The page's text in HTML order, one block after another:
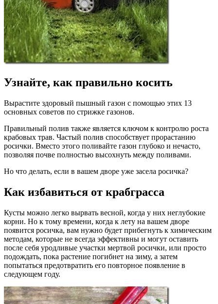
Узнайте, как правильно косить
Вырастите здоровый пышный газон с помощью этих 13
основных советов по стрижке газонов.
Правильный полив также является ключом к контролю роста
крабовых трав. Частый полив способствует прорастанию
росички. Вместо этого поливайте газон глубоко и нечасто,
позволяя почве полностью высохнуть между поливами.
Но что делать, если в вашем дворе уже засела росичка?
Как избавиться от крабграсса
Кусты можно легко вырвать весной, когда у них неглубокие
корни. Но к тому времени, когда к лету на вашем дворе
появится росичка, вам нужно будет прибегнуть к химическим
методам, которые не всегда эффективны и могут оставить
после себя уродливые участки мертвой росички, или просто
подождать, пока растение погибнет на зиму, а затем
попытаться предотвратить его повторное появление в
следующем году.